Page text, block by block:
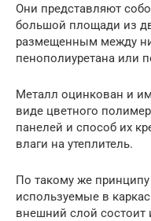
Они представляют
большой площади из
размещенным между
пенополиуретана или
Металл оцинкован и
виде цветного
панелей и способ их
влаги на утеплитель.
По такому же
используемые в
внешний слой состоит